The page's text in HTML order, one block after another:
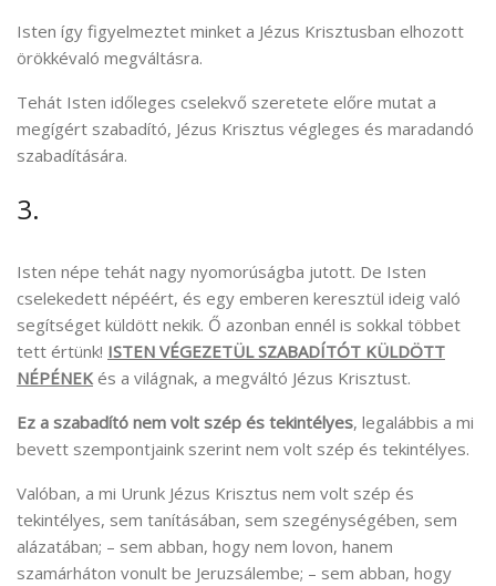
Isten így figyelmeztet minket a Jézus Krisztusban elhozott
örökkévaló megváltásra.
Tehát Isten időleges cselekvő szeretete előre mutat a
megígért szabadító, Jézus Krisztus végleges és maradandó
szabadítására.
3.
Isten népe tehát nagy nyomorúságba jutott. De Isten
cselekedett népéért, és egy emberen keresztül ideig való
segítséget küldött nekik. Ő azonban ennél is sokkal többet
tett értünk! ISTEN VÉGEZETÜL SZABADÍTÓT KÜLDÖTT
NÉPÉNEK és a világnak, a megváltó Jézus Krisztust.
Ez a szabadító nem volt szép és tekintélyes, legalábbis a mi
bevett szempontjaink szerint nem volt szép és tekintélyes.
Valóban, a mi Urunk Jézus Krisztus nem volt szép és
tekintélyes, sem tanításában, sem szegénységében, sem
alázatában; – sem abban, hogy nem lovon, hanem
szamárháton vonult be Jeruzsálembe; – sem abban, hogy